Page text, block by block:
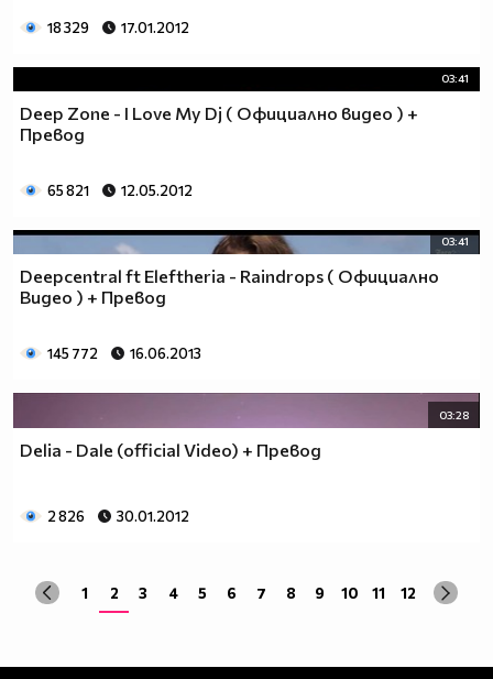
18 329 17.01.2012
03:41
Deep Zone - I Love My Dj ( Официално видео ) +
Превод
65 821 12.05.2012
03:41
Deepcentral ft Eleftheria - Raindrops ( Официално
Видео ) + Превод
145 772 16.06.2013
03:28
Delia - Dale (official Video) + Превод
2 826 30.01.2012
1 2 3 4 5 6 7 8 9 10 11 12